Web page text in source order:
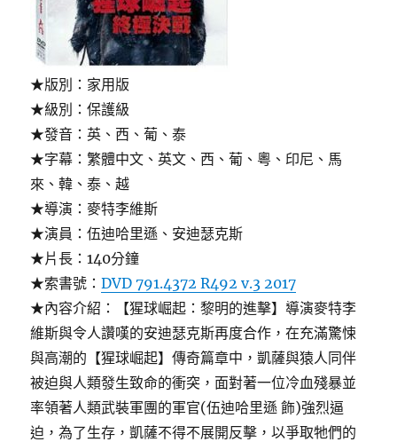
★版別：家用版
★級別：保護級
★發音：英、西、葡、泰
★字幕：繁體中文、英文、西、葡、粵、印尼、馬
來、韓、泰、越
★導演：麥特李維斯
★演員：伍迪哈里遜、安迪瑟克斯
★片長：140分鐘
★索書號：DVD 791.4372 R492 v.3 2017
★內容介紹：【猩球崛起：黎明的進擊】導演麥特李
維斯與令人讚嘆的安迪瑟克斯再度合作，在充滿驚悚
與高潮的【猩球崛起】傳奇篇章中，凱薩與猿人同伴
被迫與人類發生致命的衝突，面對著一位冷血殘暴並
率領著人類武裝軍團的軍官(伍迪哈里遜 飾)強烈逼
迫，為了生存，凱薩不得不展開反擊，以爭取牠們的